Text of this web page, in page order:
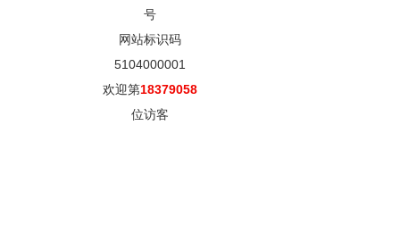
号
网站标识码
5104000001
欢迎第18379058
位访客